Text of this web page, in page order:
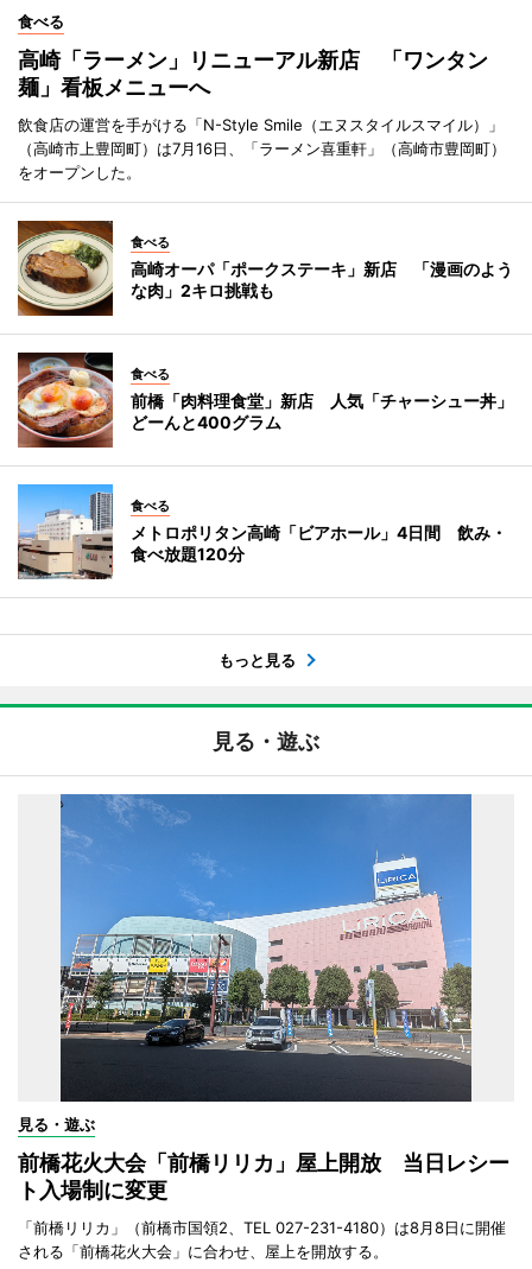
食べる
高崎「ラーメン」リニューアル新店 「ワンタン
麺」看板メニューへ
飲食店の運営を手がける「N-Style Smile（エヌスタイルスマイル）」
（高崎市上豊岡町）は7月16日、「ラーメン喜重軒」（高崎市豊岡町）
をオープンした。
食べる
高崎オーパ「ポークステーキ」新店 「漫画のよう
な肉」2キロ挑戦も
食べる
前橋「肉料理食堂」新店 人気「チャーシュー丼」
どーんと400グラム
食べる
メトロポリタン高崎「ビアホール」4日間 飲み・
食べ放題120分
もっと見る
見る・遊ぶ
見る・遊ぶ
前橋花火大会「前橋リリカ」屋上開放 当日レシー
ト入場制に変更
「前橋リリカ」（前橋市国領2、TEL 027-231-4180）は8月8日に開催
される「前橋花火大会」に合わせ、屋上を開放する。